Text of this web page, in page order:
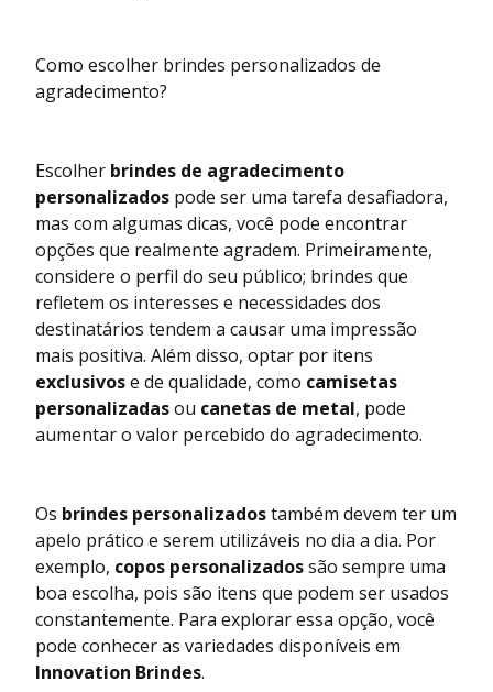
Como escolher brindes personalizados de
agradecimento?
Escolher brindes de agradecimento
personalizados pode ser uma tarefa desafiadora,
mas com algumas dicas, você pode encontrar
opções que realmente agradem. Primeiramente,
considere o perfil do seu público; brindes que
refletem os interesses e necessidades dos
destinatários tendem a causar uma impressão
mais positiva. Além disso, optar por itens
exclusivose de qualidade, como camisetas
personalizadasou canetas de metal, pode
aumentar o valor percebido do agradecimento.
Os brindes personalizadostambém devem ter um
apelo prático e serem utilizáveis no dia a dia. Por
exemplo, copos personalizadossão sempre uma
boa escolha, pois são itens que podem ser usados
constantemente. Para explorar essa opção, você
pode conhecer as variedades disponíveis em
Innovation Brindes.